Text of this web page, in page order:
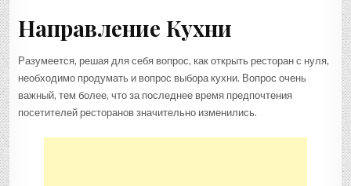
Направление Кухни
Разумеется, решая для себя вопрос, как открыть ресторан с нуля,
необходимо продумать и вопрос выбора кухни. Вопрос очень
важный, тем более, что за последнее время предпочтения
посетителей ресторанов значительно изменились.